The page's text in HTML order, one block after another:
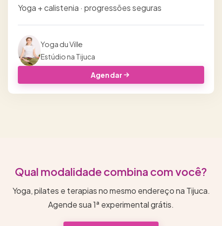
Yoga + calistenia · progressões seguras
Yoga du Ville
Estúdio na Tijuca
Agendar
Qual modalidade combina com você?
Yoga, pilates e terapias no mesmo endereço na Tijuca.
Agende sua 1ª experimental grátis.